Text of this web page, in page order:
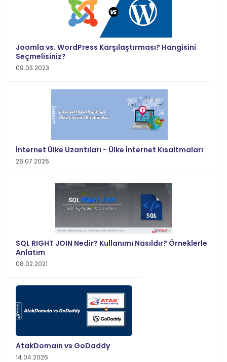
Joomla vs. WordPress Karşılaştırması? Hangisini
Seçmelisiniz?
09.03.2023
İnternet Ülke Uzantıları - Ülke İnternet Kısaltmaları
28.07.2026
SQL RIGHT JOIN Nedir? Kullanımı Nasıldır? Örneklerle
Anlatım
08.02.2021
AtakDomain vs GoDaddy
14.04.2026